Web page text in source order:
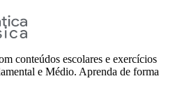
conteúdos escolares e exercícios
e Médio. Aprenda de forma